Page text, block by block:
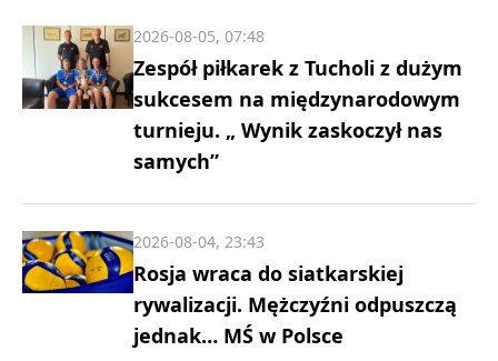
Zespół piłkarek z Tucholi z dużym
sukcesem na międzynarodowym
turnieju. „ Wynik zaskoczył nas
samych”
2026-08-05, 07:48
Rosja wraca do siatkarskiej
rywalizacji. Mężczyźni odpuszczą
jednak… MŚ w Polsce
2026-08-04, 23:43